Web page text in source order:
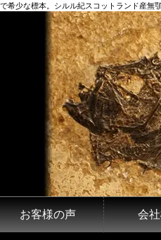
希少な標本。シルル紀スコットランド産無
お客様の声 会